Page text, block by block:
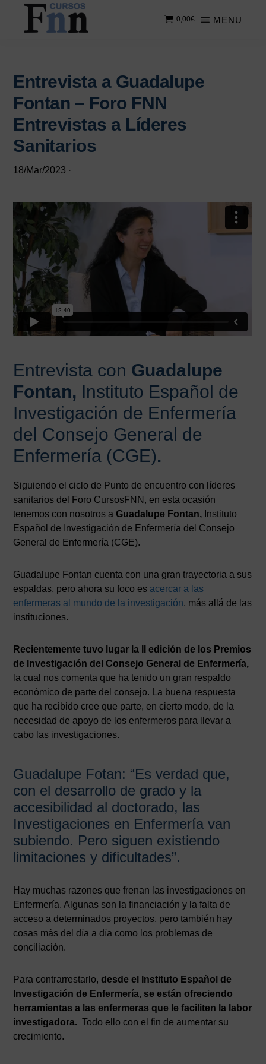
Saltar
contenido
Saltar
principal
online
MENU
0,00€
Entrevista a Guadalupe
Fontan – Foro FNN
Entrevistas a Líderes
Sanitarios
18/Mar/2023 ·
Entrevista con Guadalupe
Fontan, Instituto Español de
Investigación de Enfermería
del Consejo General de
Enfermería (CGE).
Siguiendo el ciclo de Punto de encuentro con líderes
sanitarios del Foro CursosFNN, en esta ocasión
tenemos con nosotros aGuadalupe Fontan, Instituto
Español de Investigación de Enfermería del Consejo
General de Enfermería (CGE).
Guadalupe Fontan cuenta con una gran trayectoria a sus
espaldas, pero ahora su foco es acercar a las
enfermeras al mundo de la investigación, más allá de las
instituciones.
Recientemente tuvo lugar la II edición de los Premios
de Investigación del Consejo General de Enfermería,
la cual nos comenta que ha tenido un gran respaldo
económico de parte del consejo. La buena respuesta
que ha recibido cree que parte, en cierto modo, de la
necesidad de apoyo de los enfermeros para llevar a
cabo las investigaciones.
Guadalupe Fotan: “Es verdad que,
con el desarrollo de grado y la
accesibilidad al doctorado, las
Investigaciones en Enfermería van
subiendo. Pero siguen existiendo
limitaciones y dificultades”.
Hay muchas razones que frenan las investigaciones en
Enfermería. Algunas son la financiación y la falta de
acceso a determinados proyectos, pero también hay
cosas más del día a día como los problemas de
conciliación.
Para contrarrestarlo,desde el Instituto Español de
Investigación de Enfermería, se están ofreciendo
herramientas a las enfermeras que le faciliten la labor
investigadora.Todo ello con el fin de aumentar su
crecimiento.